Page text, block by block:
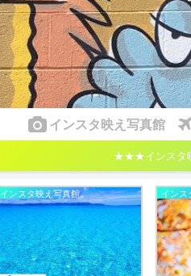
インスタ映え写真館
★★★インスタ
インスタ映え写真館 インス